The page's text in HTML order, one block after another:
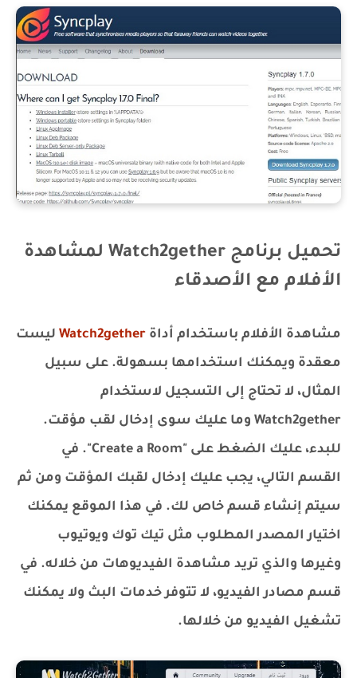
تحميل برنامج Watch2gether لمشاهدة
الأفلام مع الأصدقاء
مشاهدة الأفلام باستخدام أداة Watch2gether ليست
معقدة ويمكنك استخدامها بسهولة. على سبيل
المثال، لا تحتاج إلى التسجيل لاستخدام
Watch2gether وما عليك سوى إدخال لقب مؤقت.
للبدء، عليك الضغط على "Create a Room". في
القسم التالي، يجب عليك إدخال لقبك المؤقت ومن ثم
سيتم إنشاء قسم خاص لك. في هذا الموقع يمكنك
اختيار المصدر المطلوب مثل تيك توك ويوتيوب
وغيرها والذي تريد مشاهدة الفيديوهات من خلاله. في
قسم مصادر الفيديو، لا تتوفر خدمات البث ولا يمكنك
تشغيل الفيديو من خلالها.